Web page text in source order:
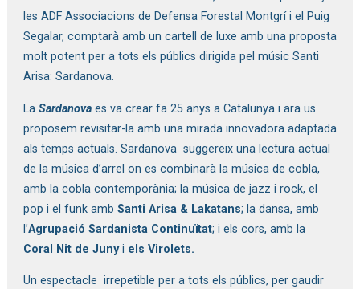
les ADF Associacions de Defensa Forestal Montgrí i el Puig
Segalar, comptarà amb un cartell de luxe amb una proposta
molt potent per a tots els públics dirigida pel músic Santi
Arisa: Sardanova.
La Sardanova es va crear fa 25 anys a Catalunya i ara us
proposem revisitar-la amb una mirada innovadora adaptada
als temps actuals. Sardanova suggereix una lectura actual
de la música d’arrel on es combinarà la música de cobla,
amb la cobla contemporània; la música de jazz i rock, el
pop i el funk amb Santi Arisa & Lakatans; la dansa, amb
l’Agrupació Sardanista Continuïtat; i els cors, amb la
Coral Nit de Junyi els Virolets.
Un espectacle irrepetible per a tots els públics, per gaudir